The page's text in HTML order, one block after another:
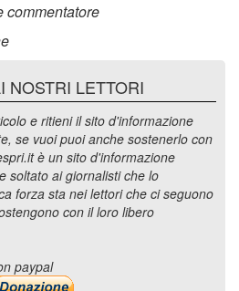
commentatore
NOSTRI LETTORI
e ritieni il sito d'informazione
se vuoi puoi anche sostenerlo con
è un sito d'informazione
soltato ai giornalisti che lo
forza sta nei lettori che ci seguono
con il loro libero
paypal